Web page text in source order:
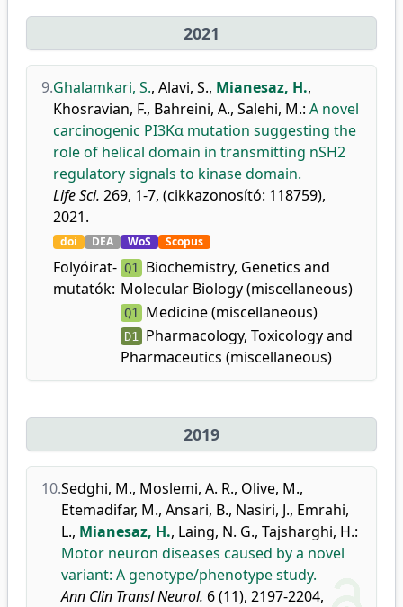
2021
9.Ghalamkari, S., Alavi, S., Mianesaz, H.,
Khosravian, F., Bahreini, A., Salehi, M.: A novel
carcinogenic PI3Kα mutation suggesting the
role of helical domain in transmitting nSH2
regulatory signals to kinase domain.
Life Sci. 269, 1-7, (cikkazonosító: 118759),
2021.
doi DEA WoS Scopus
Folyóirat-
mutatók:
Q1
Biochemistry, Genetics and
Molecular Biology (miscellaneous)
Q1 Medicine (miscellaneous)
D1
Pharmacology, Toxicology and
Pharmaceutics (miscellaneous)
2019
10.Sedghi, M., Moslemi, A. R., Olive, M.,
Etemadifar, M., Ansari, B., Nasiri, J., Emrahi,
L., Mianesaz, H., Laing, N. G., Tajsharghi, H.:
Motor neuron diseases caused by a novel
variant: A genotype/phenotype study.
Ann Clin Transl Neurol. 6 (11), 2197-2204,